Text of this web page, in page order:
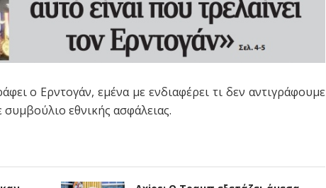
ο Ερντογάν, εμένα με ενδιαφέρει τι δεν αντιγράφουμε
συμβούλιο εθνικής ασφάλειας.